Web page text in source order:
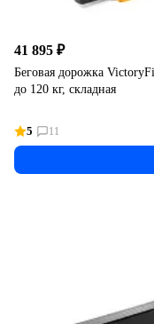
41 895 ₽
Беговая дорожка
до 120 кг, складная
5 11